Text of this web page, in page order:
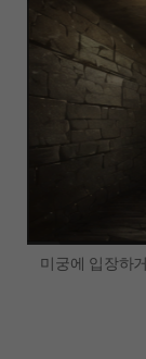
미궁에 입장하